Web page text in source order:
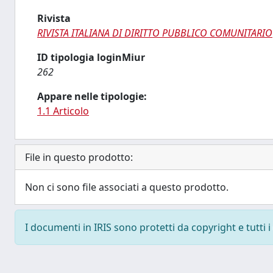
Rivista
RIVISTA ITALIANA DI DIRITTO PUBBLICO COMUNITARIO
ID tipologia loginMiur
262
Appare nelle tipologie:
1.1 Articolo
File in questo prodotto:
Non ci sono file associati a questo prodotto.
I documenti in IRIS sono protetti da copyright e tutti